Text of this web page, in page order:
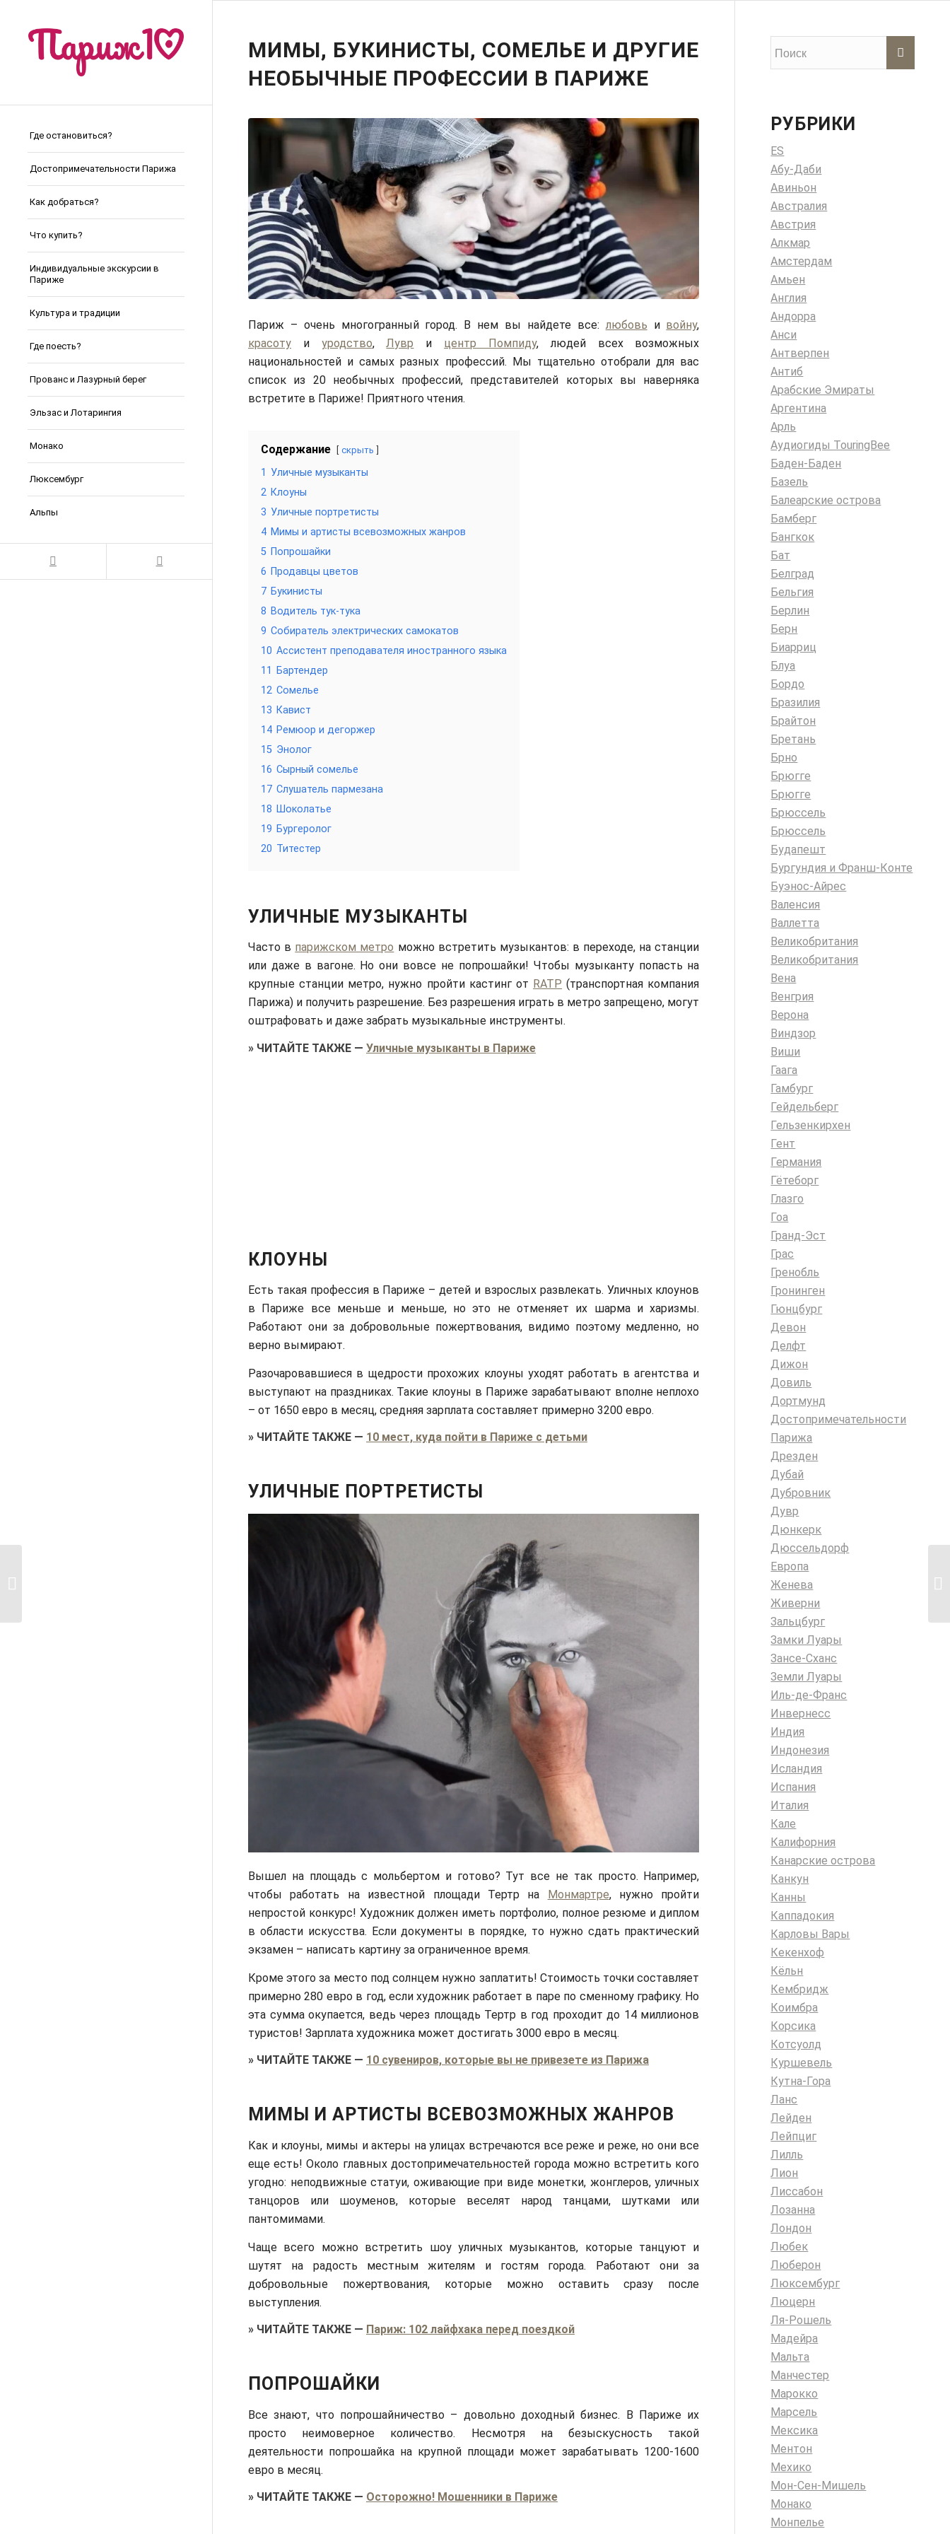
Где остановиться?
Достопримечательности Парижа
Как добраться?
Что купить?
Индивидуальные экскурсии в
Париже
Культура и традиции
Где поесть?
Прованс и Лазурный берег
Эльзас и Лотарингия
Монако
Люксембург
Альпы
МИМЫ, БУКИНИСТЫ, СОМЕЛЬЕ И ДРУГИЕ
НЕОБЫЧНЫЕ ПРОФЕССИИ В ПАРИЖЕ
Париж – очень многогранный город. В нем вы найдете все: любовь и войну,
красоту и уродство,Лувр и центр Помпиду, людей всех возможных
национальностей и самых разных профессий. Мы тщательно отобрали для вас
список из 20 необычных профессий, представителей которых вы наверняка
встретите в Париже! Приятного чтения.
Содержание скрыть
1 Уличные музыканты
2 Клоуны
3 Уличные портретисты
4 Мимы и артисты всевозможных жанров
5 Попрошайки
6 Продавцы цветов
7 Букинисты
8 Водитель тук-тука
9 Собиратель электрических самокатов
10 Ассистент преподавателя иностранного языка
11
Бартендер
12 Сомелье
13 Кавист
14 Ремюор и дегоржер
15 Энолог
16 Сырный сомелье
17 Слушатель пармезана
18 Шоколатье
19 Бургеролог
20 Титестер
УЛИЧНЫЕ МУЗЫКАНТЫ
Часто в парижском метро можно встретить музыкантов: в переходе, на станции
или даже в вагоне. Но они вовсе не попрошайки! Чтобы музыканту попасть на
крупные станции метро, нужно пройти кастинг от RATP (транспортная компания
Парижа) и получить разрешение. Без разрешения играть в метро запрещено, могут
оштрафовать и даже забрать музыкальные инструменты.
» ЧИТАЙТЕ ТАКЖЕ — Уличные музыканты в Париже
КЛОУНЫ
Есть такая профессия в Париже – детей и взрослых развлекать. Уличных клоунов
в Париже все меньше и меньше, но это не отменяет их шарма и харизмы.
Работают они за добровольные пожертвования, видимо поэтому медленно, но
верно вымирают.
Разочаровавшиеся в щедрости прохожих клоуны уходят работать в агентства и
выступают на праздниках. Такие клоуны в Париже зарабатывают вполне неплохо
– от 1650 евро в месяц, средняя зарплата составляет примерно 3200 евро.
» ЧИТАЙТЕ ТАКЖЕ — 10 мест, куда пойти в Париже с детьми
УЛИЧНЫЕ ПОРТРЕТИСТЫ
Вышел на площадь с мольбертом и готово? Тут все не так просто. Например,
чтобы работать на известной площади Тертр на
Монмартре, нужно пройти
непростой конкурс! Художник должен иметь портфолио, полное резюме и диплом
в области искусства. Если документы в порядке, то нужно сдать практический
экзамен – написать картину за ограниченное время.
Кроме этого за место под солнцем нужно заплатить! Стоимость точки составляет
примерно 280 евро в год, если художник работает в паре по сменному графику. Но
эта сумма окупается, ведь через площадь Тертр в год проходит до 14 миллионов
туристов! Зарплата художника может достигать 3000 евро в месяц.
» ЧИТАЙТЕ ТАКЖЕ — 10 сувениров, которые вы не привезете из Парижа
МИМЫ И АРТИСТЫ ВСЕВОЗМОЖНЫХ ЖАНРОВ
Как и клоуны, мимы и актеры на улицах встречаются все реже и реже, но они все
еще есть! Около главных достопримечательностей города можно встретить кого
угодно: неподвижные статуи, оживающие при виде монетки, жонглеров, уличных
танцоров или шоуменов, которые веселят народ танцами, шутками или
пантомимами.
Чаще всего можно встретить шоу уличных музыкантов, которые танцуют и
шутят на радость местным жителям и гостям города. Работают они за
добровольные пожертвования, которые можно оставить сразу после
выступления.
» ЧИТАЙТЕ ТАКЖЕ — Париж: 102 лайфхака перед поездкой
ПОПРОШАЙКИ
Все знают, что попрошайничество – довольно доходный бизнес. В Париже их
просто неимоверное количество. Несмотря на безыскусность такой
деятельности попрошайка на крупной площади может зарабатывать 1200-1600
евро в месяц.
» ЧИТАЙТЕ ТАКЖЕ — Осторожно! Мошенники в Париже
РУБРИКИ
ES
Абу-Даби
Авиньон
Австралия
Австрия
Алкмар
Амстердам
Амьен
Англия
Андорра
Анси
Антверпен
Антиб
Арабские Эмираты
Аргентина
Арль
Аудиогиды TouringBee
Баден-Баден
Базель
Балеарские острова
Бамберг
Бангкок
Бат
Белград
Бельгия
Берлин
Берн
Биарриц
Блуа
Бордо
Бразилия
Брайтон
Бретань
Брно
Брюгге
Брюгге
Брюссель
Брюссель
Будапешт
Бургундия и Франш-Конте
Буэнос-Айрес
Валенсия
Валлетта
Великобритания
Великобритания
Вена
Венгрия
Верона
Виндзор
Виши
Гаага
Гамбург
Гейдельберг
Гельзенкирхен
Гент
Германия
Гётеборг
Глазго
Гоа
Гранд-Эст
Грас
Гренобль
Гронинген
Гюнцбург
Девон
Делфт
Дижон
Довиль
Дортмунд
Достопримечательности
Парижа
Дрезден
Дубай
Дубровник
Дувр
Дюнкерк
Дюссельдорф
Европа
Женева
Живерни
Зальцбург
Замки Луары
Зансе-Сханс
Земли Луары
Иль-де-Франс
Инвернесс
Индия
Индонезия
Исландия
Испания
Италия
Кале
Калифорния
Канарские острова
Канкун
Канны
Каппадокия
Карловы Вары
Кекенхоф
Кёльн
Кембридж
Коимбра
Корсика
Котсуолд
Куршевель
Кутна-Гора
Ланс
Лейден
Лейпциг
Лилль
Лион
Лиссабон
Лозанна
Лондон
Любек
Люберон
Люксембург
Люцерн
Ля-Рошель
Мадейра
Мальта
Манчестер
Марокко
Марсель
Мексика
Ментон
Мехико
Мон-Сен-Мишель
Монако
Монпелье